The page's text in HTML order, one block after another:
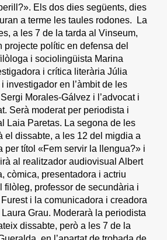
Els dos dies següents, dies
a terme les taules rodones. La
a les 7 de la tarda al Vinseum,
projecte polític en defensa del
i sociolingüista Marina
i crítica literària Júlia
investigador en l’àmbit de les
Morales-Gálvez i l’advocat i
Serà moderat per periodista i
Laia Paretas. La segona de les
el dissabte, a les 12 del migdia a
per títol «Fem servir la llengua?» i
al realitzador audiovisual Albert
còmica, presentadora i actriu
filòleg, professor de secundària i
i la comunicadora i creadora
Grau. Moderarà la periodista
dissabte, però a les 7 de la